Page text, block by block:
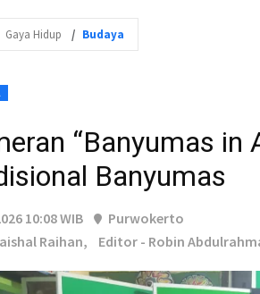
Gaya Hidup Budaya
“Banyumas in
Banyumas
10:08 WIB
Purwokerto
Raihan,
Editor - Robin